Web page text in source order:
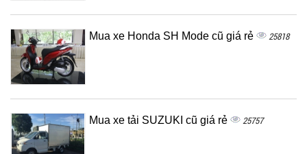
Mua xe Honda SH Mode cũ giá rẻ 25818
Mua xe tải SUZUKI cũ giá rẻ 25757